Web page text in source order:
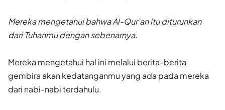
Mereka mengetahui bahwa Al-Qur'an itu diturunkan
dari Tuhanmu dengan sebenarnya.
Mereka mengetahui hal ini melalui berita-berita
gembira akan kedatanganmu yang ada pada mereka
dari nabi-nabi terdahulu.